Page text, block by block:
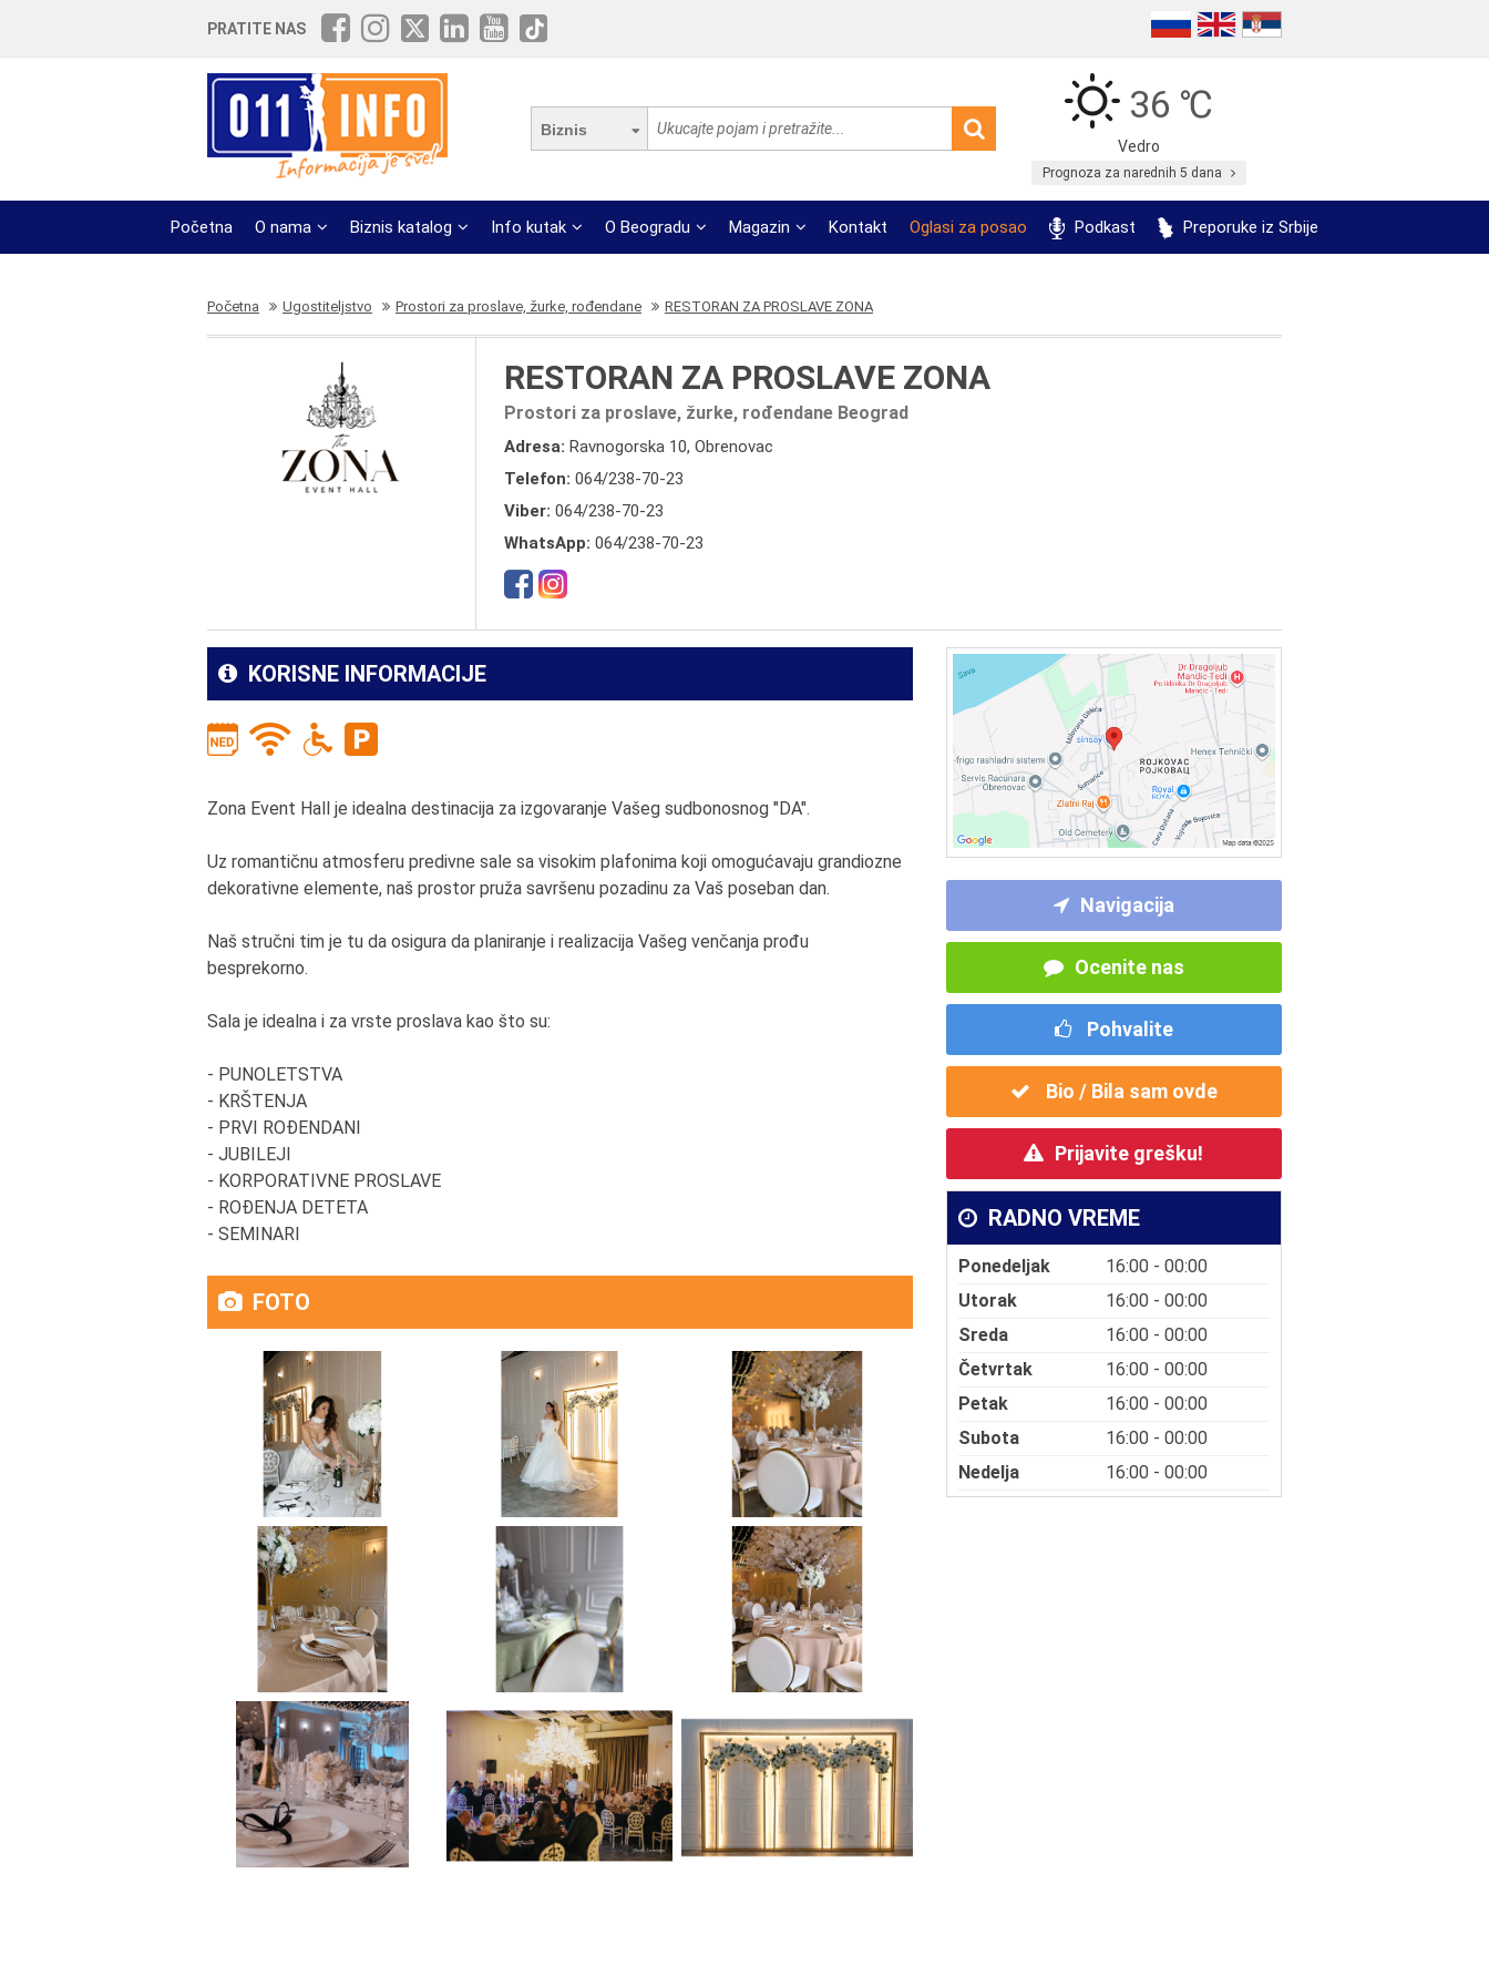
PRATITE NAS
Biznis
36 ℃
Vedro
Prognoza za narednih 5 dana
Početna O nama Biznis katalog Info kutak O Beogradu Magazin Kontakt Oglasi za posao Podkast Preporuke iz Srbije
Početna Ugostiteljstvo Prostori za proslave, žurke, rođendane RESTORAN ZA PROSLAVE ZONA
RESTORAN ZA PROSLAVE ZONA
Prostori za proslave, žurke, rođendane Beograd
Adresa: Ravnogorska 10, Obrenovac
Telefon: 064/238-70-23
Viber: 064/238-70-23
WhatsApp: 064/238-70-23
Navigacija
Ocenite nas
Pohvalite
Bio / Bila sam ovde
Prijavite grešku!
RADNO VREME
Ponedeljak
16:00 - 00:00
Utorak
16:00 - 00:00
Sreda
16:00 - 00:00
Četvrtak
16:00 - 00:00
Petak
16:00 - 00:00
Subota
16:00 - 00:00
Nedelja
16:00 - 00:00
KORISNE INFORMACIJE
Zona Event Hall je idealna destinacija za izgovaranje Vašeg sudbonosnog "DA".
Uz romantičnu atmosferu predivne sale sa visokim plafonima koji omogućavaju grandiozne
dekorativne elemente, naš prostor pruža savršenu pozadinu za Vaš poseban dan.
Naš stručni tim je tu da osigura da planiranje i realizacija Vašeg venčanja prođu
besprekorno.
Sala je idealna i za vrste proslava kao što su:
- PUNOLETSTVA
- KRŠTENJA
- PRVI ROĐENDANI
- JUBILEJI
- KORPORATIVNE PROSLAVE
- ROĐENJA DETETA
- SEMINARI
FOTO